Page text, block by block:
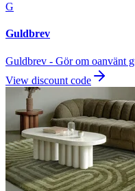
G
Guldbrev
Guldbrev - Gör om oanvänt
View discount code